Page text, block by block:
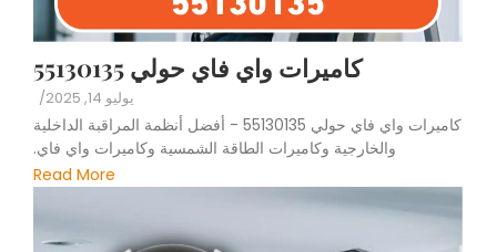
كاميرات واي فاي حولي 55130135
يوليو 14, 2025 /
كاميرات واي فاي حولي 55130135 - أفضل أنظمة المراقبة الداخلية
والخارجية وكاميرات الطاقة الشمسية وكاميرات واي فاي.
Read More